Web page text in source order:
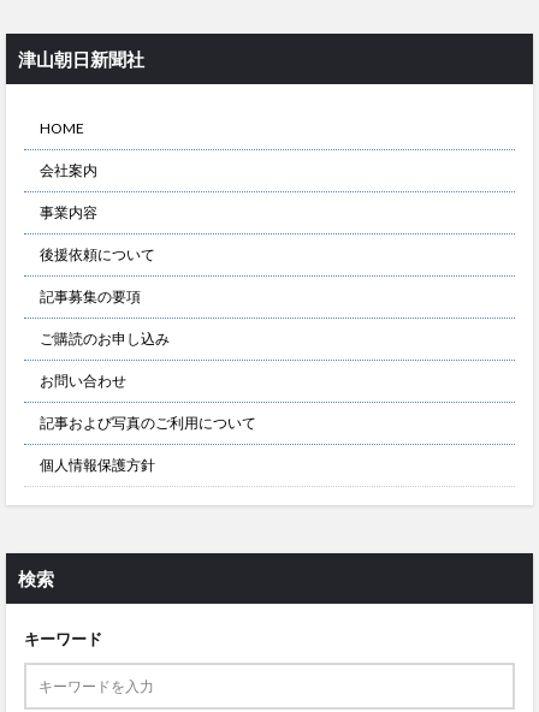
津山朝日新聞社
HOME
会社案内
事業内容
後援依頼について
記事募集の要項
ご購読のお申し込み
お問い合わせ
記事および写真のご利用について
個人情報保護方針
検索
キーワード